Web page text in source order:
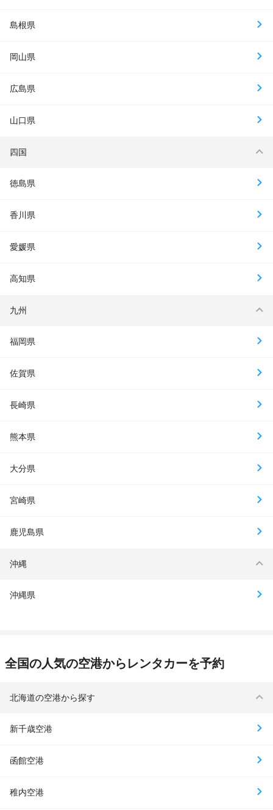
島根県
岡山県
広島県
山口県
四国
徳島県
香川県
愛媛県
高知県
九州
福岡県
佐賀県
長崎県
熊本県
大分県
宮崎県
鹿児島県
沖縄
沖縄県
全国の人気の空港からレンタカーを予約
北海道の空港から探す
新千歳空港
函館空港
稚内空港